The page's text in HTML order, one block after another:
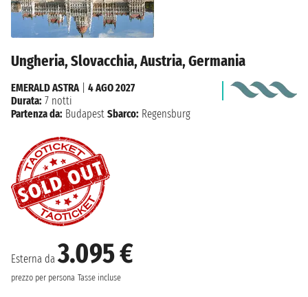
Ungheria, Slovacchia, Austria, Germania
Esterna da3.095 €
prezzo per persona Tasse incluse
EMERALD ASTRA
4 AGO 2027
Durata: 7 notti
Partenza da: Budapest Sbarco: Regensburg